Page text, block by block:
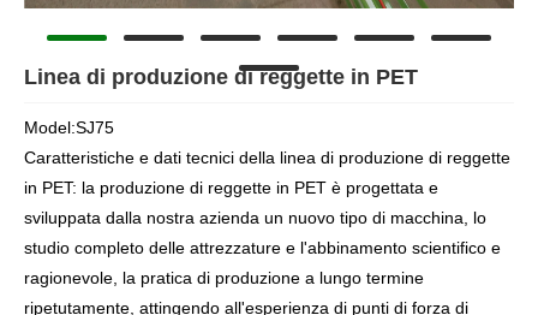
Linea di produzione di reggette in PET
Model:SJ75
Caratteristiche e dati tecnici della linea di produzione di reggette
in PET: la produzione di reggette in PET è progettata e
sviluppata dalla nostra azienda un nuovo tipo di macchina, lo
studio completo delle attrezzature e l'abbinamento scientifico e
ragionevole, la pratica di produzione a lungo termine
ripetutamente, attingendo all'esperienza di punti di forza di